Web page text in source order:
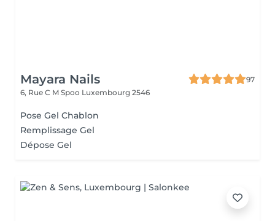
Mayara Nails
97
6, Rue C M Spoo Luxembourg 2546
Pose Gel Chablon
Remplissage Gel
Dépose Gel